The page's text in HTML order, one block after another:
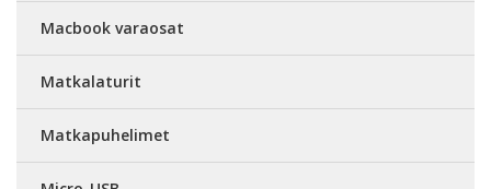
Macbook varaosat
Matkalaturit
Matkapuhelimet